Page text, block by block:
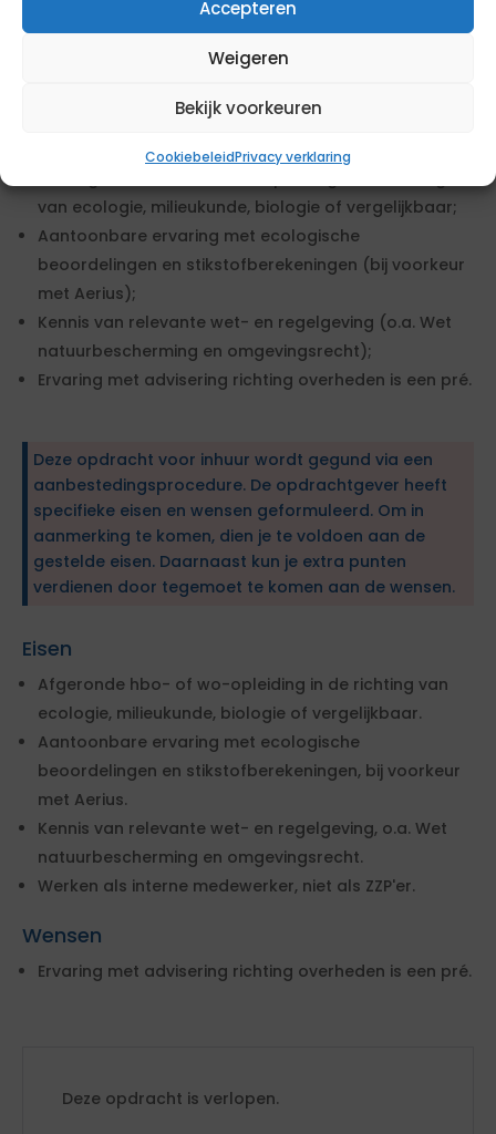
Accepteren
Weigeren
Bekijk voorkeuren
CookiebeleidPrivacy verklaring
je jouw ecologische kennis inzet in complexe
om samen te werken, kunt helder communiceren en
van ecologie, milieukunde, biologie of vergelijkbaar;
Aantoonbare ervaring met ecologische
beoordelingen en stikstofberekeningen (bij voorkeur
met Aerius);
Kennis van relevante wet- en regelgeving (o.a. Wet
natuurbescherming en omgevingsrecht);
Ervaring met advisering richting overheden is een pré.
Deze opdracht voor inhuur wordt gegund via een
aanbestedingsprocedure. De opdrachtgever heeft
specifieke eisen en wensen geformuleerd. Om in
aanmerking te komen, dien je te voldoen aan de
gestelde eisen. Daarnaast kun je extra punten
verdienen door tegemoet te komen aan de wensen.
Eisen
Afgeronde hbo- of wo-opleiding in de richting van
ecologie, milieukunde, biologie of vergelijkbaar.
Aantoonbare ervaring met ecologische
beoordelingen en stikstofberekeningen, bij voorkeur
met Aerius.
Kennis van relevante wet- en regelgeving, o.a. Wet
natuurbescherming en omgevingsrecht.
Werken als interne medewerker, niet als ZZP'er.
Wensen
Ervaring met advisering richting overheden is een pré.
Deze opdracht is verlopen.